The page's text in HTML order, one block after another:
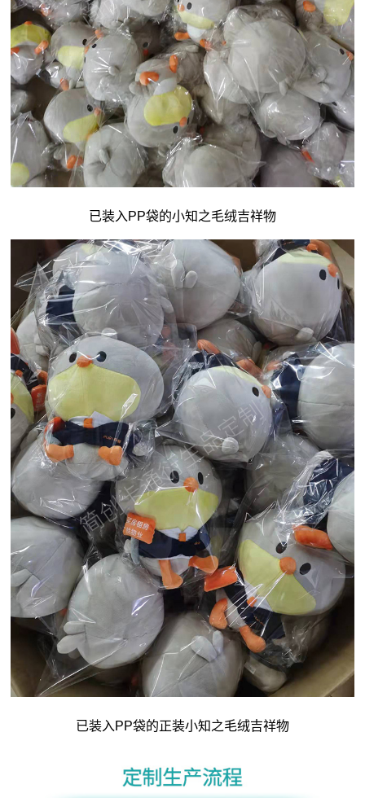
已装入PP袋的小知之毛绒吉祥物
已装入PP袋的正装小知之毛绒吉祥物